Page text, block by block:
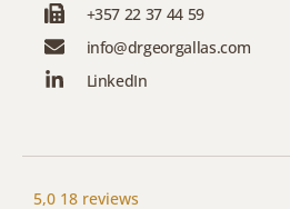
+357 22 37 44 59
info@drgeorgallas.com
LinkedIn
5,0 18 reviews